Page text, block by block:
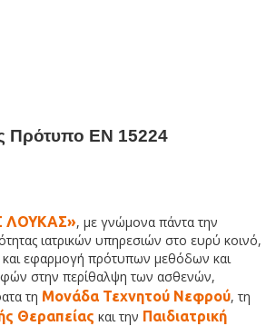
Πρότυπο ΕΝ 15224
ΛΟΥΚΑΣ», με γνώμονα πάντα την
ιατρικών υπηρεσιών στο ευρύ κοινό,
εφαρμογή πρότυπων μεθόδων και
στην περίθαλψη των ασθενών,
τη Μονάδα Τεχνητού Νεφρού, τη
Θεραπείας και την Παιδιατρική